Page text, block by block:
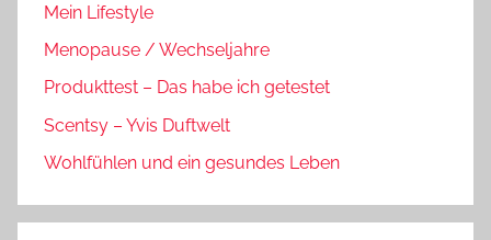
Mein Lifestyle
Menopause / Wechseljahre
Produkttest – Das habe ich getestet
Scentsy – Yvis Duftwelt
Wohlfühlen und ein gesundes Leben